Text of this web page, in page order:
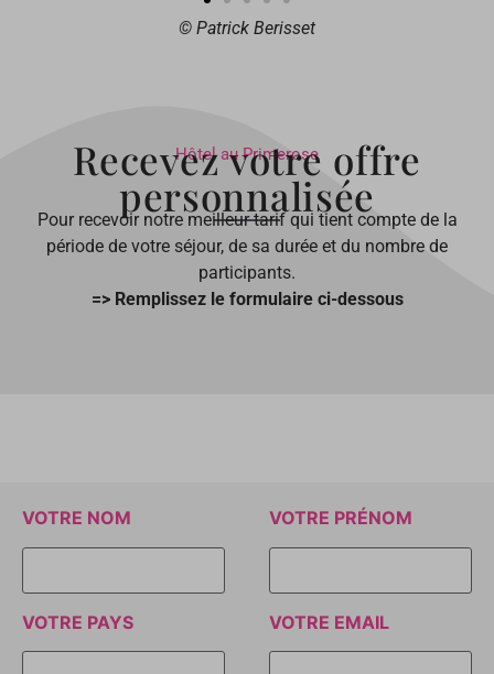
© Patrick Berisset
Hôtel au Primerose
Recevez votre offre
personnalisée
Pour recevoir notre meilleur tarif qui tient compte de la
période de votre séjour, de sa durée et du nombre de
participants.
=> Remplissez le formulaire ci-dessous
VOTRE NOM
VOTRE PAYS
VOTRE PRÉNOM
VOTRE EMAIL